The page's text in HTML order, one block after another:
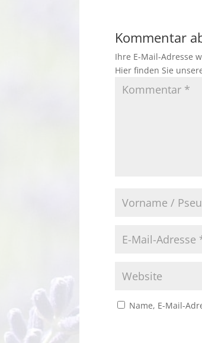
Kommentar
Ihre E-Mail-Adresse
Hier finden Sie
Name, E-Mail-